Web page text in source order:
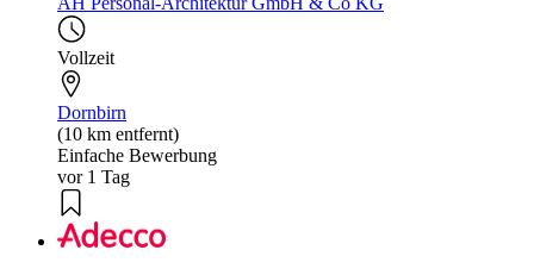
Vollzeit
Dornbirn
(10 km entfernt)
Einfache Bewerbung
vor 1 Tag